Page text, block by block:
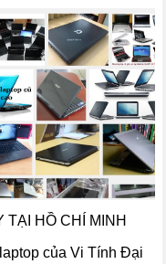
TẠI HỒ CHÍ MINH
của Vi Tính Đại